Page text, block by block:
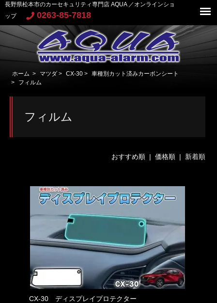
長野県松本市のカーセキュリティ専門店 AQUA ／オンラインショ
ップ
0263-85-7818
ホーム > マツダ > CX-30 > 車種別カット済みカーボンシート
>
フィルム
フィルム
おすすめ順| 価格順| 新着順
CX-30 ディスプレイプロテクター